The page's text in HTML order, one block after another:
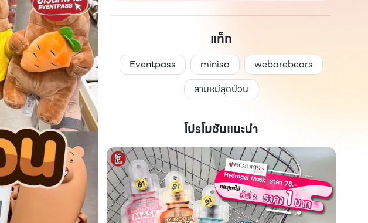
แท็ก
Eventpass miniso
webarebears
สามหมีสุดป่วน
โปรโมชันแนะนำ